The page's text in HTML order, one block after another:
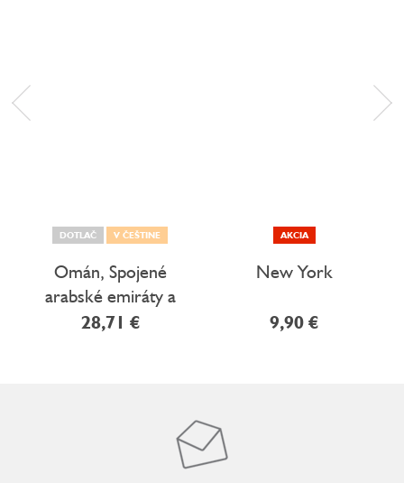
DOTLAČ V ČEŠTINE
Omán, Spojené
arabské emiráty a
Arabský poloostrov
28,71 €
AKCIA
New York
9,90 €